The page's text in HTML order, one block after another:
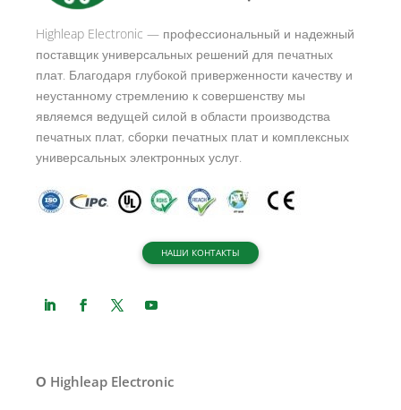
v
e
:
Highleap Electronic — профессиональный и надежный
поставщик универсальных решений для печатных
плат. Благодаря глубокой приверженности качеству и
неустанному стремлению к совершенству мы
являемся ведущей силой в области производства
печатных плат, сборки печатных плат и комплексных
универсальных электронных услуг.
НАШИ КОНТАКТЫ
О Highleap Electronic